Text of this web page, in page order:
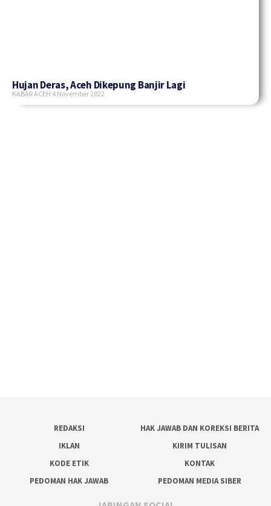
Hujan Deras, Aceh Dikepung Banjir Lagi
KABAR ACEH 4 November 2022
REDAKSI
HAK JAWAB DAN KOREKSI BERITA
IKLAN
KIRIM TULISAN
KODE ETIK
KONTAK
PEDOMAN HAK JAWAB
PEDOMAN MEDIA SIBER